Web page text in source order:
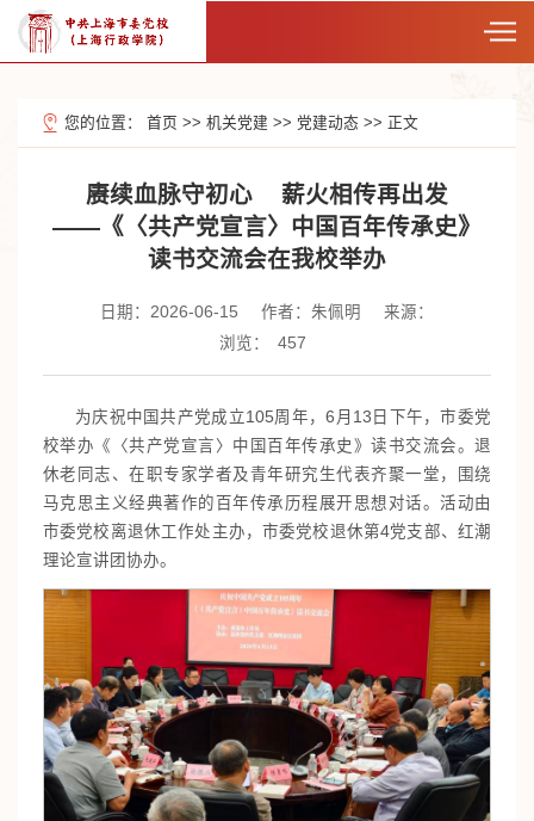
您的位置： 首页 >> 机关党建 >> 党建动态 >> 正文
赓续血脉守初心 薪火相传再出发
——《〈共产党宣言〉中国百年传承史》
读书交流会在我校举办
日期：2026-06-15 作者：朱佩明
来源：
浏览：
457
为庆祝中国共产党成立105周年，6月13日下午，市委党
校举办《〈共产党宣言〉中国百年传承史》读书交流会。退
休老同志、在职专家学者及青年研究生代表齐聚一堂，围绕
马克思主义经典著作的百年传承历程展开思想对话。活动由
市委党校离退休工作处主办，市委党校退休第4党支部、红潮
理论宣讲团协办。